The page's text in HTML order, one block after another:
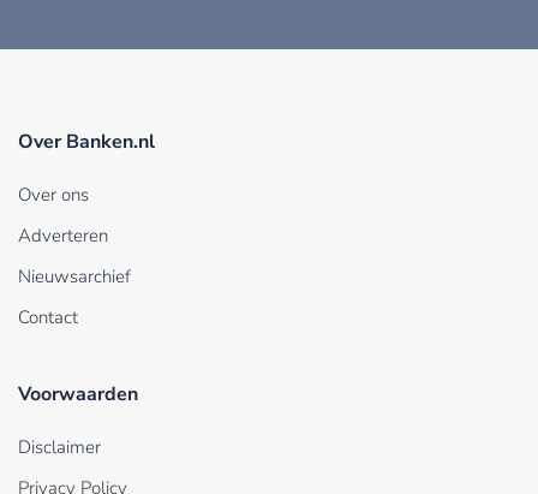
Over Banken.nl
Over ons
Adverteren
Nieuwsarchief
Contact
Voorwaarden
Disclaimer
Privacy Policy